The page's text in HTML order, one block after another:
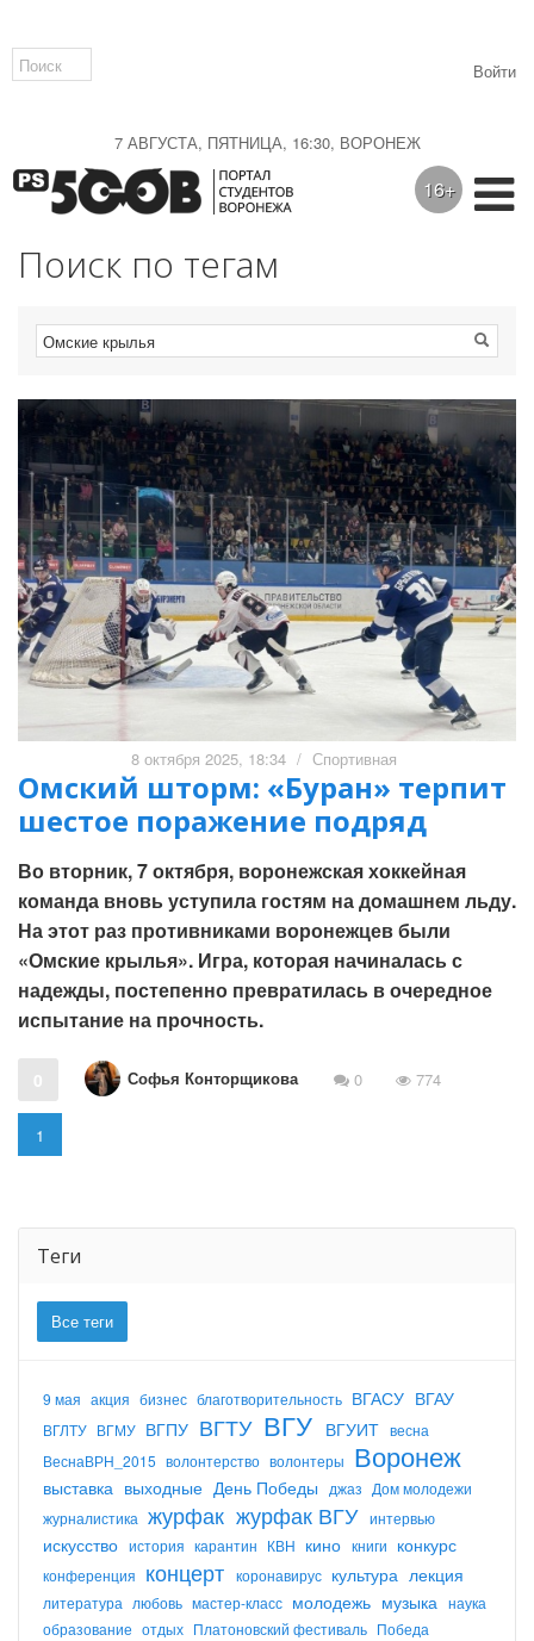
7 АВГУСТА, ПЯТНИЦА, 16:30, ВОРОНЕЖ
Войти
16+
Поиск по тегам
8 октября 2025, 18:34 / Спортивная
Омский шторм: «Буран» терпит
шестое поражение подряд
Во вторник, 7 октября, воронежская хоккейная
команда вновь уступила гостям на домашнем льду.
На этот раз противниками воронежцев были
«Омские крылья». Игра, которая начиналась с
надежды, постепенно превратилась в очередное
испытание на прочность.
0 Софья Конторщикова 0 774
1
Теги
Все теги
9 мая акция бизнес благотворительность ВГАСУ ВГАУ
ВГЛТУ ВГМУ ВГПУ ВГТУ ВГУ ВГУИТ весна
ВеснаВРН_2015 волонтерство волонтеры Воронеж
выставка выходные День Победы джаз Дом молодежи
журналистика журфак журфак ВГУ интервью
искусство история карантин КВН кино книги конкурс
конференция концерт коронавирус культура лекция
литература любовь мастер-класс молодежь музыка наука
образование отдых Платоновский фестиваль Победа